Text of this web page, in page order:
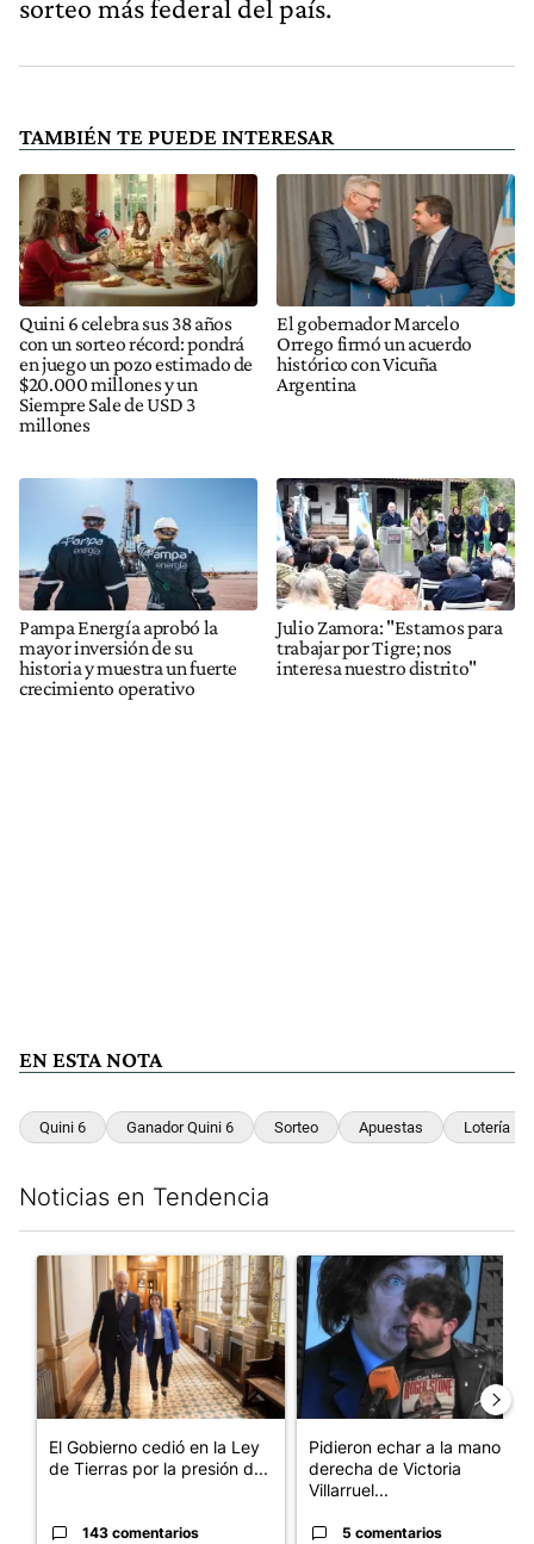
sorteo más federal del país.
TAMBIÉN TE PUEDE INTERESAR
Quini 6 celebra sus 38 años
con un sorteo récord: pondrá
en juego un pozo estimado de
$20.000 millones y un
Siempre Sale de USD 3
millones
El gobernador Marcelo
Orrego firmó un acuerdo
histórico con Vicuña
Argentina
Pampa Energía aprobó la
mayor inversión de su
historia y muestra un fuerte
crecimiento operativo
Julio Zamora: "Estamos para
trabajar por Tigre; nos
interesa nuestro distrito"
EN ESTA NOTA
Quini 6 Ganador Quini 6 Sorteo Apuestas Lotería
Noticias en Tendencia
Un artículo de tendencia con el título "El Gobierno cedió en
El Gobierno cedió en la Ley
de Tierras por la presión d...
143 comentarios
Un artículo de tendencia con
Pidieron echar a la mano
derecha de Victoria
Villarruel...
5 comentarios